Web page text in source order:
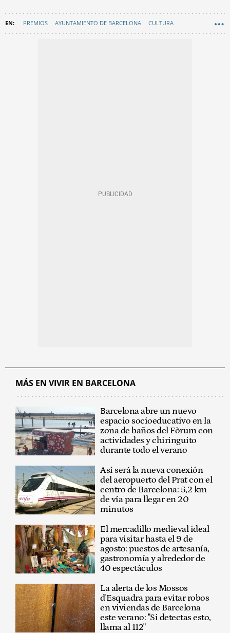
PREMIOS AYUNTAMIENTO DE BARCELONA CULTURA
MÁS EN VIVIR EN BARCELONA
Barcelona abre un nuevo
espacio socioeducativo en la
zona de baños del Fòrum con
actividades y chiringuito
durante todo el verano
Así será la nueva conexión
del aeropuerto del Prat con el
centro de Barcelona: 5,2 km
de vía para llegar en 20
minutos
El mercadillo medieval ideal
para visitar hasta el 9 de
agosto: puestos de artesanía,
gastronomía y alrededor de
40 espectáculos
La alerta de los Mossos
d'Esquadra para evitar robos
en viviendas de Barcelona
este verano: "Si detectas esto,
llama al 112"